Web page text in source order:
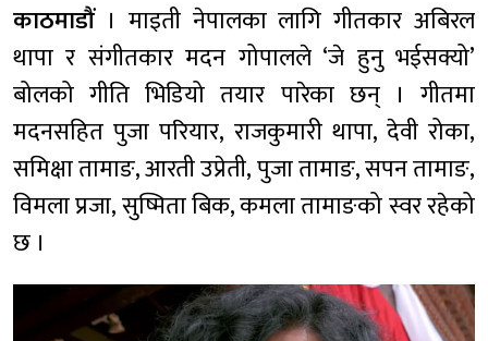
काठमाडौं। माइती नेपालका लागि गीतकार अबिरल
थापा र संगीतकार मदन गोपालले ‘जे हुनु भईसक्यो’
बोलको गीति भिडियो तयार पारेका छन् । गीतमा
मदनसहित पुजा परियार, राजकुमारी थापा, देवी रोका,
समिक्षा तामाङ, आरती उप्रेती, पुजा तामाङ, सपन तामाङ,
विमला प्रजा, सुष्मिता बिक, कमला तामाङको स्वर रहेको
छ ।